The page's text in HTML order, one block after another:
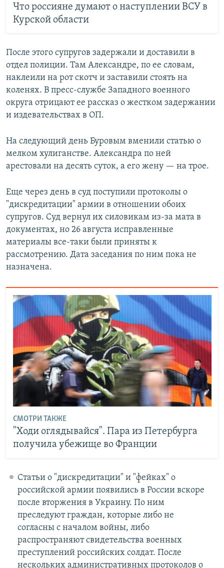
Что россияне думают о наступлении ВСУ в
Курской области
После этого супругов задержали и доставили в
отдел полиции. Там Александре, по ее словам,
наклеили на рот скотч и заставили стоять на
коленях. В пресс-службе Западного военного
округа отрицают ее рассказ о жестком задержании
и издевательствах в ОП.
На следующий день Буровым вменили статью о
мелком хулиганстве. Александра по ней
арестовали на десять суток, а его жену — на трое.
Еще через день в суд поступили протоколы о
"дискредитации" армии в отношении обоих
супругов. Суд вернул их силовикам из-за мата в
документах, но 26 августа исправленные
материалы все-таки были приняты к
рассмотрению. Дата заседания по ним пока не
назначена.
СМОТРИ ТАКЖЕ
"Ходи оглядывайся". Пара из Петербурга
получила убежище во Франции
Статьи о "дискредитации" и "фейках" о
российской армии появились в России вскоре
после вторжения в Украину. По ним
преследуют граждан, которые либо не
согласны с началом войны, либо
распространяют свидетельства военных
преступлений российских солдат. После
нескольких административных протоколов о